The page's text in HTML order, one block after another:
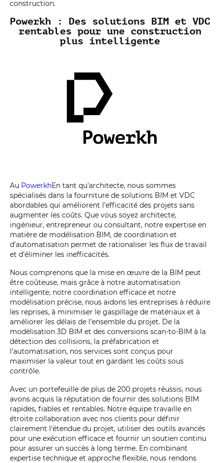
construction.
Powerkh : Des solutions BIM et VDC
rentables pour une construction
plus intelligente
Au PowerkhEn tant qu'architecte, nous sommes
spécialisés dans la fourniture de solutions BIM et VDC
abordables qui améliorent l'efficacité des projets sans
augmenter les coûts. Que vous soyez architecte,
ingénieur, entrepreneur ou consultant, notre expertise en
matière de modélisation BIM, de coordination et
d'automatisation permet de rationaliser les flux de travail
et d'éliminer les inefficacités.
Nous comprenons que la mise en œuvre de la BIM peut
être coûteuse, mais grâce à notre automatisation
intelligente, notre coordination efficace et notre
modélisation précise, nous aidons les entreprises à réduire
les reprises, à minimiser le gaspillage de matériaux et à
améliorer les délais de l'ensemble du projet. De la
modélisation 3D BIM et des conversions scan-to-BIM à la
détection des collisions, la préfabrication et
l'automatisation, nos services sont conçus pour
maximiser la valeur tout en gardant les coûts sous
contrôle.
Avec un portefeuille de plus de 200 projets réussis, nous
avons acquis la réputation de fournir des solutions BIM
rapides, fiables et rentables. Notre équipe travaille en
étroite collaboration avec nos clients pour définir
clairement l'étendue du projet, utiliser des outils avancés
pour une exécution efficace et fournir un soutien continu
pour assurer un succès à long terme. En combinant
expertise technique et approche flexible, nous rendons